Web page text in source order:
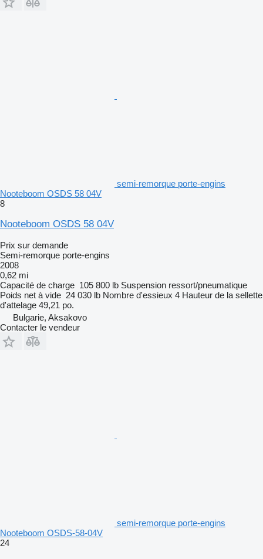
semi-remorque porte-engins
Nooteboom OSDS 58 04V
8
Nooteboom OSDS 58 04V
Prix sur demande
Semi-remorque porte-engins
2008
0,62 mi
Capacité de charge 105 800 lb Suspension ressort/pneumatique
Poids net à vide 24 030 lb Nombre d'essieux 4 Hauteur de la sellette
d'attelage 49,21 po.
Bulgarie, Aksakovo
Contacter le vendeur
semi-remorque porte-engins
Nooteboom OSDS-58-04V
24